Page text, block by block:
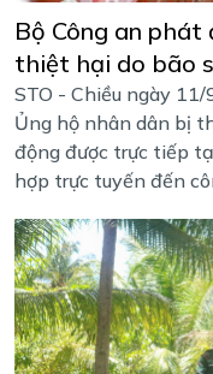
Bộ Công an phát
thiệt hại do bão
STO - Chiều ngày
Ủng hộ nhân dân bị
động được trực tiếp
hợp trực tuyến đến